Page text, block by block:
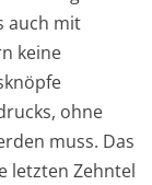
auch mit
keine
ohne
muss. Das
letzten Zehntel